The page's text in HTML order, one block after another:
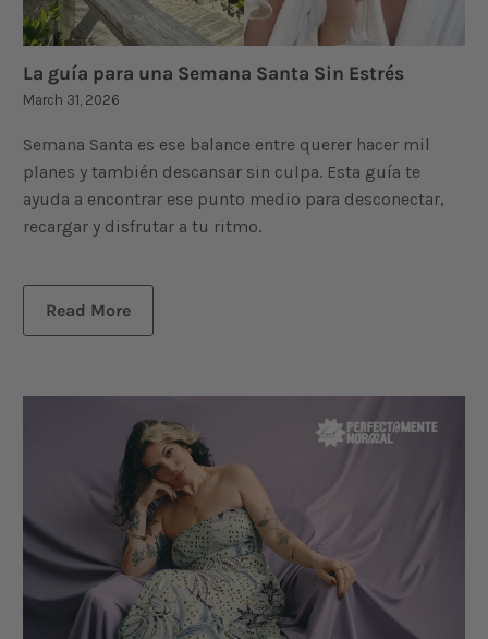
La guía para una Semana Santa Sin Estrés
March 31, 2026
Semana Santa es ese balance entre querer hacer mil
planes y también descansar sin culpa. Esta guía te
ayuda a encontrar ese punto medio para desconectar,
recargar y disfrutar a tu ritmo.
Read More